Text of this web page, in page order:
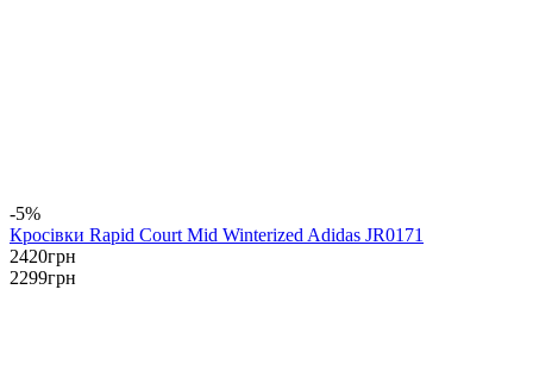
-5%
Кросівки Rapid Court Mid Winterized Adidas JR0171
2420грн
2299грн